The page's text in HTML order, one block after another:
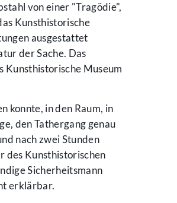
von einer "Tragödie",
Kunsthistorische
ausgestattet
der Sache. Das
Kunsthistorische Museum
konnte, in den Raum, in
den Tathergang genau
nach zwei Stunden
des Kunsthistorischen
Sicherheitsmann
erklärbar.